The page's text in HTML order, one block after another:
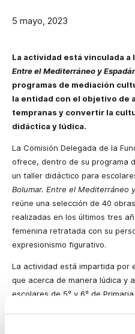
5 mayo, 2023
La actividad está vinculada a
Entre el Mediterráneo y
programas de mediación
la entidad con el objetivo de
tempranas y convertir la
didáctica y lúdica.
La Comisión Delegada de la
ofrece, dentro de su programa
un taller didáctico para
Bolumar. Entre el Mediterráneo
reúne una selección de 40
realizadas en los últimos tres
femenina retratada con su
expresionismo figurativo.
La actividad está impartida por
que acerca de manera lúdica y
escolares de 5º y 6º de